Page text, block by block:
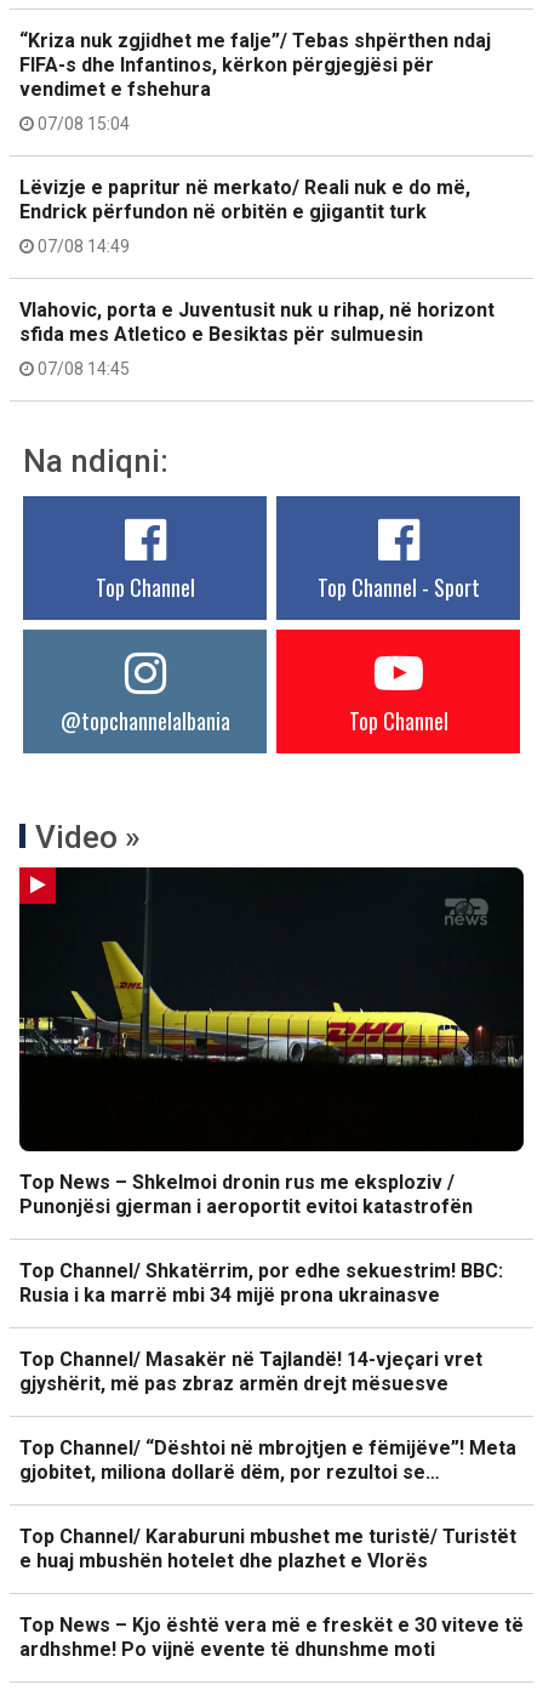
“Kriza nuk zgjidhet me falje”/ Tebas shpërthen ndaj
FIFA-s dhe Infantinos, kërkon përgjegjësi për
vendimet e fshehura
07/08 15:04
Lëvizje e papritur në merkato/ Reali nuk e do më,
Endrick përfundon në orbitën e gjigantit turk
07/08 14:49
Vlahovic, porta e Juventusit nuk u rihap, në horizont
sfida mes Atletico e Besiktas për sulmuesin
07/08 14:45
Na ndiqni:
Top Channel Top Channel - Sport
@topchannelalbania Top Channel
Video »
Top News – Shkelmoi dronin rus me eksploziv /
Punonjësi gjerman i aeroportit evitoi katastrofën
Top Channel/ Shkatërrim, por edhe sekuestrim! BBC:
Rusia i ka marrë mbi 34 mijë prona ukrainasve
Top Channel/ Masakër në Tajlandë! 14-vjeçari vret
gjyshërit, më pas zbraz armën drejt mësuesve
Top Channel/ “Dështoi në mbrojtjen e fëmijëve”! Meta
gjobitet, miliona dollarë dëm, por rezultoi se…
Top Channel/ Karaburuni mbushet me turistë/ Turistët
e huaj mbushën hotelet dhe plazhet e Vlorës
Top News – Kjo është vera më e freskët e 30 viteve të
ardhshme! Po vijnë evente të dhunshme moti